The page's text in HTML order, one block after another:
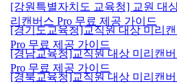
[강원특별자치도 교육청] 교원 대상
리캔버스 Pro 무료 제공 가이드
[경기도교육청]교직원 대상 미리
Pro 무료 제공 가이드
[경남교육청]교직원 대상 미리캔
Pro 무료 제공 가이드
[경북교육청]교직원 대상 미리캔